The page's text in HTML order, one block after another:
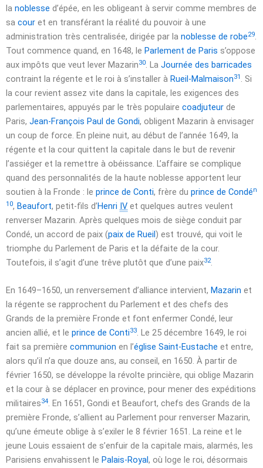
la noblesse d’épée, en les obligeant à servir comme membres de
sa cour et en transférant la réalité du pouvoir à une
administration très centralisée, dirigée par la noblesse de robe29.
Tout commence quand, en 1648, le Parlement de Paris s’oppose
aux impôts que veut lever Mazarin30. La Journée des barricades
contraint la régente et le roi à s’installer à Rueil-Malmaison31 . Si
la cour revient assez vite dans la capitale, les exigences des
parlementaires, appuyés par le très populaire coadjuteur de
Paris, Jean-François Paul de Gondi, obligent Mazarin à envisager
un coup de force. En pleine nuit, au début de l’année 1649, la
régente et la cour quittent la capitale dans le but de revenir
l’assiéger et la remettre à obéissance. L’affaire se complique
quand des personnalités de la haute noblesse apportent leur
soutien à la Fronde : le prince de Conti, frère du prince de Condén
10, Beaufort, petit-fils d’Henri IV et quelques autres veulent
renverser Mazarin. Après quelques mois de siège conduit par
Condé, un accord de paix (paix de Rueil) est trouvé, qui voit le
triomphe du Parlement de Paris et la défaite de la cour.
Toutefois, il s’agit d’une trêve plutôt que d’une paix32.
En 1649–1650, un renversement d’alliance intervient, Mazarin et
la régente se rapprochent du Parlement et des chefs des
Grands de la première Fronde et font enfermer Condé, leur
ancien allié, et le prince de Conti33. Le 25 décembre 1649, le roi
fait sa première communion en l’église Saint-Eustache et entre,
alors qu’il n’a que douze ans, au conseil, en 1650. À partir de
février 1650, se développe la révolte princière, qui oblige Mazarin
et la cour à se déplacer en province, pour mener des expéditions
militaires34. En 1651 , Gondi et Beaufort, chefs des Grands de la
première Fronde, s’allient au Parlement pour renverser Mazarin,
qu’une émeute oblige à s’exiler le 8 février 1651 . La reine et le
jeune Louis essaient de s’enfuir de la capitale mais, alarmés, les
Parisiens envahissent le Palais-Royal, où loge le roi, désormais